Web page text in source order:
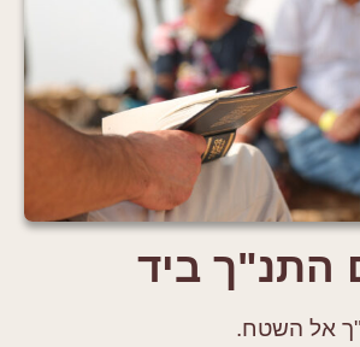
התנ"ך ביד
אל השטח.